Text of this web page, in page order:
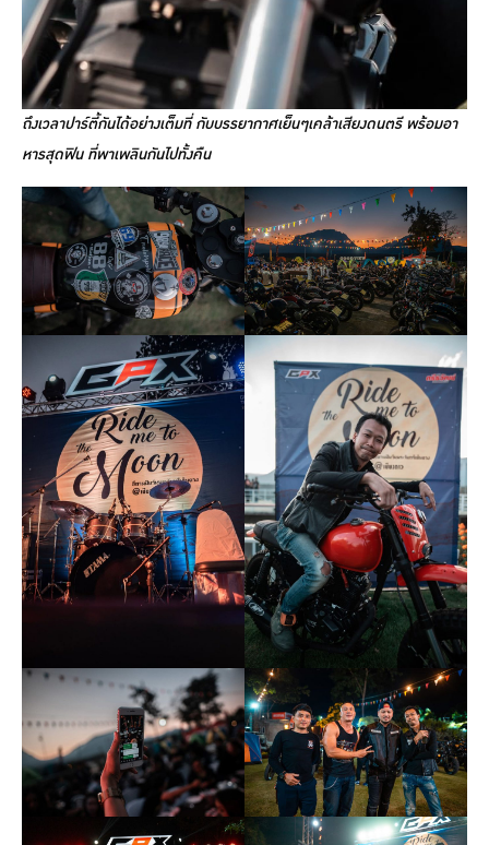
ถึงเวลาปาร์ตี้กันได้อย่างเต็มที่ กับบรรยากาศเย็นๆเคล้าเสียงดนตรี พร้อมอา
หารสุดฟิน ที่พาเพลินกันไปทั้งคืน